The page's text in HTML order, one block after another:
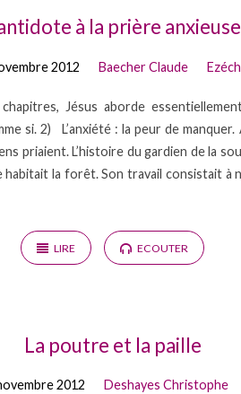
à la prière anxieuse
2012 Baecher Claude
Jésus aborde
si. 2) L’anxiété : la peur de manquer.
priaient. L’histoire du gardien de la
habitait la forêt. Son travail consistait à
LIRE ECOUTER
La poutre et la paille
2012 Deshayes Christophe